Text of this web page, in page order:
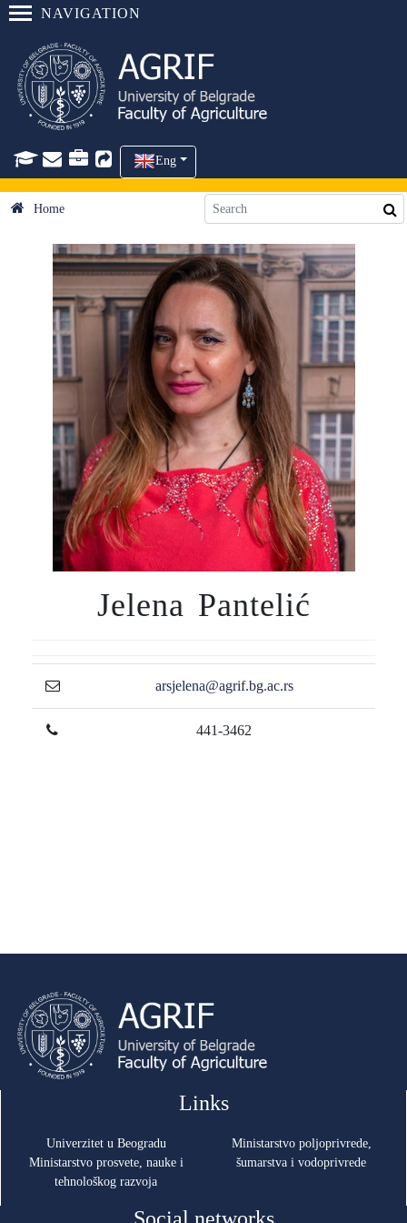
NAVIGATION
Eng
Home
Jelena Pantelić
arsjelena@agrif.bg.ac.rs
441-3462
Links
Univerzitet u Beogradu
Ministarstvo prosvete, nauke i
tehnološkog razvoja
Ministarstvo poljoprivrede,
šumarstva i vodoprivrede